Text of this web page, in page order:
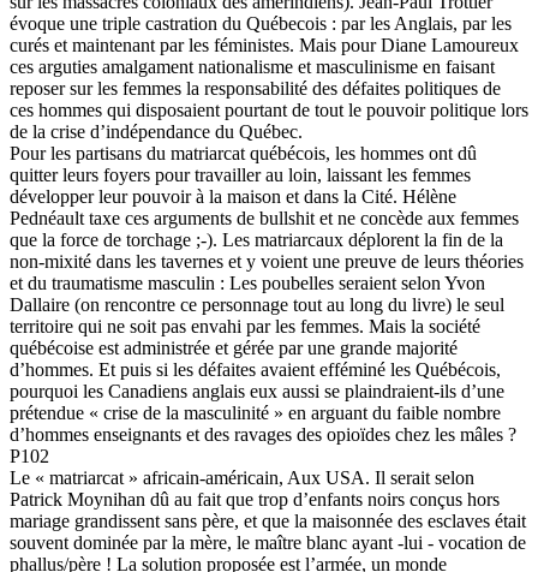
évoque une triple castration du Québecois : par les Anglais, par les
curés et maintenant par les féministes. Mais pour Diane Lamoureux
ces arguties amalgament nationalisme et masculinisme en faisant
reposer sur les femmes la responsabilité des défaites politiques de
ces hommes qui disposaient pourtant de tout le pouvoir politique lors
de la crise d’indépendance du Québec.
Pour les partisans du matriarcat québécois, les hommes ont dû
quitter leurs foyers pour travailler au loin, laissant les femmes
développer leur pouvoir à la maison et dans la Cité. Hélène
Pednéault taxe ces arguments de bullshit et ne concède aux femmes
que la force de torchage ;-). Les matriarcaux déplorent la fin de la
non-mixité dans les tavernes et y voient une preuve de leurs théories
et du traumatisme masculin : Les poubelles seraient selon Yvon
Dallaire (on rencontre ce personnage tout au long du livre) le seul
territoire qui ne soit pas envahi par les femmes. Mais la société
québécoise est administrée et gérée par une grande majorité
d’hommes. Et puis si les défaites avaient efféminé les Québécois,
pourquoi les Canadiens anglais eux aussi se plaindraient-ils d’une
prétendue « crise de la masculinité » en arguant du faible nombre
d’hommes enseignants et des ravages des opioïdes chez les mâles ?
P102
Le « matriarcat » africain-américain, Aux USA. Il serait selon
Patrick Moynihan dû au fait que trop d’enfants noirs conçus hors
mariage grandissent sans père, et que la maisonnée des esclaves était
souvent dominée par la mère, le maître blanc ayant -lui - vocation de
phallus/père ! La solution proposée est l’armée, un monde